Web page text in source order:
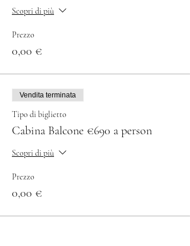
Scopri di più
Prezzo
0,00 €
Vendita terminata
Tipo di biglietto
Cabina Balcone €690 a person
Scopri di più
Prezzo
0,00 €